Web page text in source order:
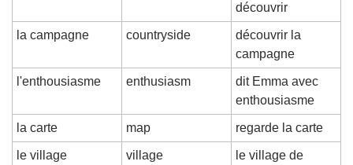
découvrir
la campagne countryside
découvrir la
campagne
l'enthousiasme enthusiasm
dit Emma avec
enthousiasme
la carte map regarde la carte
le village village
le village de